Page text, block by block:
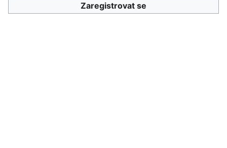
Zaregistrovat se